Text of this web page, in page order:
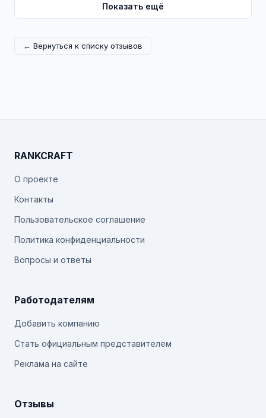
Показать ещё
← Вернуться к списку отзывов
RANKCRAFT
О проекте
Контакты
Пользовательское соглашение
Политика конфиденциальности
Вопросы и ответы
Работодателям
Добавить компанию
Стать официальным представителем
Реклама на сайте
Отзывы